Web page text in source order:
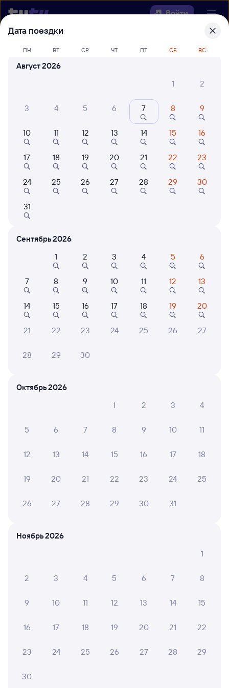
Войти
Выберите день, чтобы найтиж/д
билеты Шу — Аманкарагай
42 млн путешествуют с
Выбор любимых мест на схемах вагонов
Подробные ответы на вопросы о поездке или
СМС-сопровождение до посадки в поезд
Что нужно, чтобы сесть в поезд?
Как поменять билет на другую дату или
Как вернуть билет?
Что делать, если ошибся при вводе данных
пассажира?
Расписание поездов Шу — Аманкарагай
Нет рейсов по этому маршруту
Дата поездки
ПН ВТ СР ЧТ ПТ СБ ВС
Август 2026
1
2
3 4 5 6 7 8 9
10 11 12 13 14 15 16
17 18 19 20 21 22 23
24 25 26 27 28 29 30
31
Сентябрь 2026
1
2 3 4 5 6
7 8 9 10 11 12 13
14 15 16 17 18 19 20
21 22 23 24 25 26 27
28 29 30
Октябрь 2026
1
2 3 4
5 6 7 8 9 10 11
12 13 14 15 16 17 18
19 20 21 22 23 24 25
26 27 28 29 30 31
Ноябрь 2026
1
2 3 4 5 6 7 8
9 10 11 12 13 14 15
16 17 18 19 20 21 22
23 24 25 26 27 28 29
30